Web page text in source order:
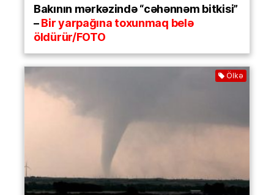
Bakının mərkəzində “cəhənnəm bitkisi”
–Bir yarpağına toxunmaq belə
öldürür/FOTO
Ölkə